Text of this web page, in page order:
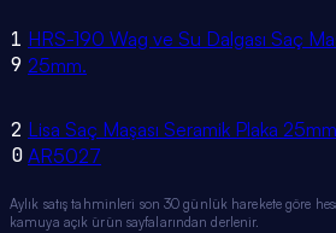
1
9
HRS-190 Wag ve Su Dalgası Saç
25mm.
2
0
Lisa Saç Maşası Seramik Plaka
AR5027
Aylık satış tahminleri son 30 günlük harekete göre
kamuya açık ürün sayfalarından derlenir.